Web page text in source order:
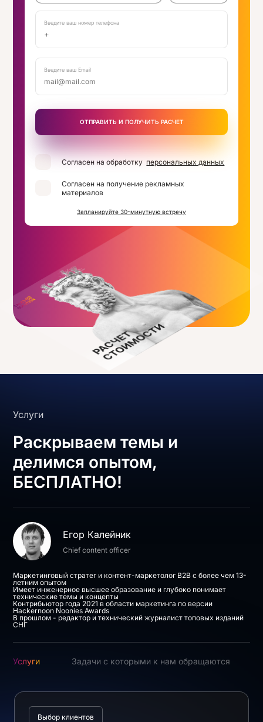
Введите ваш номер телефона
Введите ваш Email
ОТПРАВИТЬ И ПОЛУЧИТЬ РАСЧЕТ
Согласен на обработку персональных данных
Согласен на получение рекламных
материалов
Запланируйте 30-минутную встречу
Услуги
Раскрываем темы и
делимся опытом,
БЕСПЛАТНО!
Егор Калейник
Chief content officer
Маркетинговый стратег и контент-маркетолог B2B с более чем 13-
летним опытом
Имеет инженерное высшее образование и глубоко понимает
технические темы и концепты
Контрибьютор года 2021 в области маркетинга по версии
Hackernoon Noonies Awards
В прошлом - редактор и технический журналист топовых изданий
СНГ
Услуги Задачи с которыми к нам обращаются
Выбор клиентов